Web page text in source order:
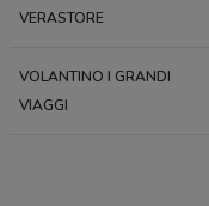
VERASTORE
VOLANTINO I GRANDI
VIAGGI